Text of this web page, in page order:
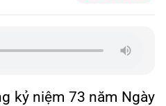
kỷ niệm 73 năm Ngày